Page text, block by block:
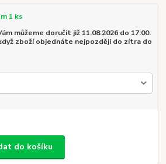
1 ks
můžeme doručit již 11.08.2026 do 17:00.
zboží objednáte nejpozději do zítra do
do košíku